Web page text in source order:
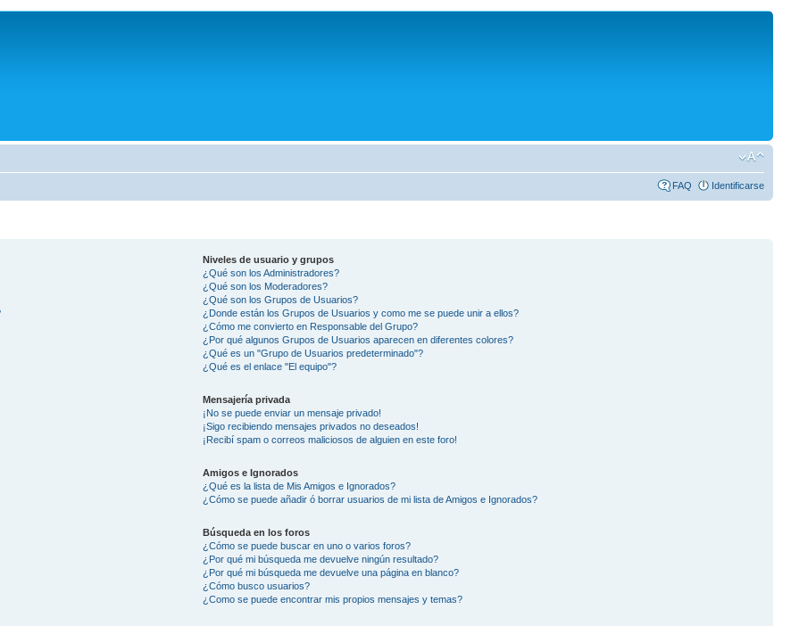
FAQ Identificarse
Niveles de usuario y grupos
¿Qué son los Administradores?
¿Qué son los Moderadores?
¿Qué son los Grupos de Usuarios?
¿Donde están los Grupos de Usuarios y como me se puede unir a ellos?
¿Cómo me convierto en Responsable del Grupo?
¿Por qué algunos Grupos de Usuarios aparecen en diferentes colores?
¿Qué es un "Grupo de Usuarios predeterminado"?
¿Qué es el enlace "El equipo"?
Mensajería privada
¡No se puede enviar un mensaje privado!
¡Sigo recibiendo mensajes privados no deseados!
¡Recibí spam o correos maliciosos de alguien en este foro!
Amigos e Ignorados
¿Qué es la lista de Mis Amigos e Ignorados?
¿Cómo se puede añadir ó borrar usuarios de mi lista de Amigos e Ignorados?
Búsqueda en los foros
¿Cómo se puede buscar en uno o varios foros?
¿Por qué mi búsqueda me devuelve ningún resultado?
¿Por qué mi búsqueda me devuelve una página en blanco?
¿Cómo busco usuarios?
¿Como se puede encontrar mis propios mensajes y temas?